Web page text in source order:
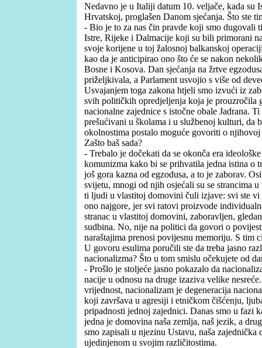
Nedavno je u Italiji datum 10. veljače, kada su
Hrvatskoj, proglašen Danom sjećanja. Što ste
- Bio je to za nas čin pravde koji smo dugovali
Istre, Rijeke i Dalmacije koji su bili primorani
svoje korijene u toj žalosnoj balkanskoj
kao da je anticipirao ono što će se nakon
Bosne i Kosova. Dan sjećanja na žrtve
priželjkivala, a Parlament usvojio s više od
Usvajanjem toga zakona htjeli smo izvući iz
svih političkih opredjeljenja koja je prouzročila
nacionalne zajednice s istočne obale Jadrana.
prešućivani u školama i u službenoj kulturi, da
okolnostima postalo moguće govoriti o
Zašto baš sada?
- Trebalo je dočekati da se okonča era
komunizma kako bi se prihvatila jedna istina o
još gora kazna od egzodusa, a to je zaborav.
svijetu, mnogi od njih osjećali su se strancima
ti ljudi u vlastitoj domovini čuli izjave: svi ste
ono najgore, jer svi ratovi proizvode
stranac u vlastitoj domovini, zaboravljen,
sudbina. No, nije na politici da govori o
naraštajima prenosi povijesnu memoriju. S tim
U govoru esulima poručili ste da treba jasno
nacionalizma? Što u tom smislu očekujete od
- Prošlo je stoljeće jasno pokazalo da
nacije u odnosu na druge izaziva velike
vrijednost, nacionalizam je degeneracija
koji završava u agresiji i etničkom čišćenju,
pripadnosti jednoj zajednici. Danas smo u fazi
jedna je domovina naša zemlja, naš jezik, a
smo zapisali u njezinu Ustavu, naša zajednička
ujedinjenom u svojim različitostima.